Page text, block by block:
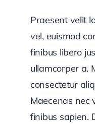
Praesent velit
vel, euismod
finibus libero
ullamcorper a.
consectetur
Maecenas nec
finibus sapien.